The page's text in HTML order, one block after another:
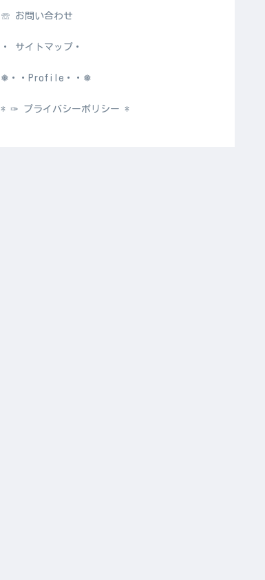
☏ お問い合わせ
・ サイトマップ・
❅・・Profile・・❅
* ✑ プライバシーポリシー *